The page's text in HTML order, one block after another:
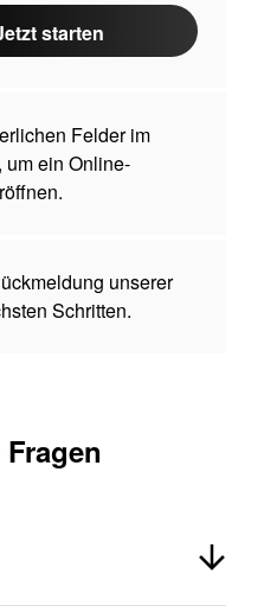
starten
Felder im
um ein Online-
unserer
Schritten.